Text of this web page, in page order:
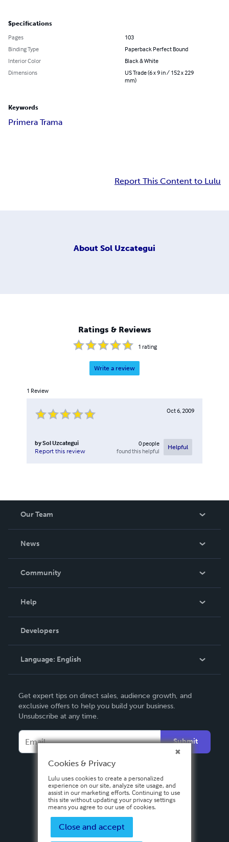
Specifications
Pages
103
Binding Type
Paperback Perfect Bound
Interior Color
Black & White
Dimensions
US Trade (6 x 9 in / 152 x 229
mm)
Keywords
Primera Trama
Report This Content to Lulu
About Sol Uzcategui
Ratings & Reviews
1 rating
Write a review
1 Review
Oct 6, 2009
bySol Uzcategui
Report this review
0people
found this helpful
Helpful
Our Team
News
In The News
Community
Podcast
Help
Order Lookup
Knowledge Base
Contact Support
Developers
Language: English
Deutsch
Français
Español
Get expert tips on direct sales, audience growth, and
exclusive offers to help you build your business.
Unsubscribe at any time.
Submit
Cookies & Privacy
Lulu uses cookies to create a personalized
experience on our site, analyze site usage, and
assist in our marketing efforts. Continuing to use
this site without updating your privacy settings
means you agree to our use of cookies.
Close and accept